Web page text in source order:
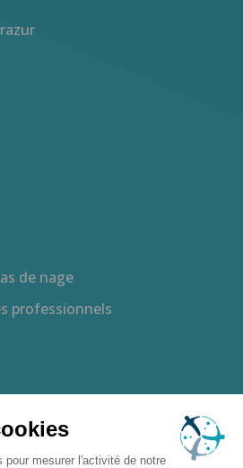
pour mesurer l'activité de notre
de nage
professionnels